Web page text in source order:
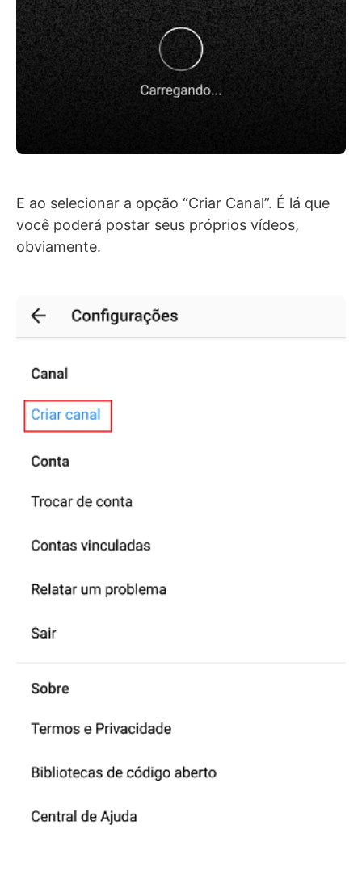
E ao selecionar a opção “Criar Canal”. É lá que
você poderá postar seus próprios vídeos,
obviamente.